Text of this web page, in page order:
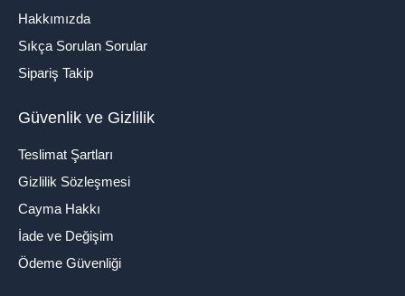
Hakkımızda
Sıkça Sorulan Sorular
Sipariş Takip
Güvenlik ve Gizlilik
Teslimat Şartları
Gizlilik Sözleşmesi
Cayma Hakkı
İade ve Değişim
Ödeme Güvenliği